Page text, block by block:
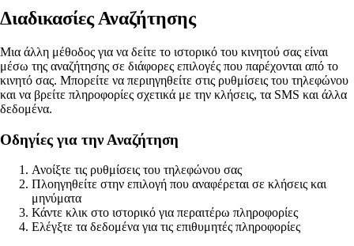
Διαδικασίες Αναζήτησης
Μια άλλη μέθοδος για να δείτε το ιστορικό του κινητού σας είναι
μέσω της αναζήτησης σε διάφορες επιλογές που παρέχονται από το
κινητό σας. Μπορείτε να περιηγηθείτε στις ρυθμίσεις του τηλεφώνου
και να βρείτε πληροφορίες σχετικά με την κλήσεις, τα SMS και άλλα
δεδομένα.
Οδηγίες για την Αναζήτηση
Ανοίξτε τις ρυθμίσεις του τηλεφώνου σας
Πλοηγηθείτε στην επιλογή που αναφέρεται σε κλήσεις και
μηνύματα
Κάντε κλικ στο ιστορικό για περαιτέρω πληροφορίες
Ελέγξτε τα δεδομένα για τις επιθυμητές πληροφορίες